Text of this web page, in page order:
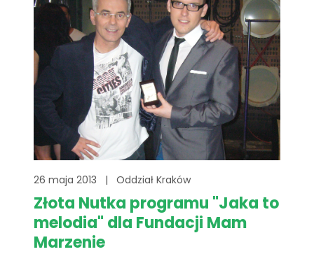
26 maja 2013 | Oddział Kraków
Złota Nutka programu "Jaka to
melodia" dla Fundacji Mam
Marzenie